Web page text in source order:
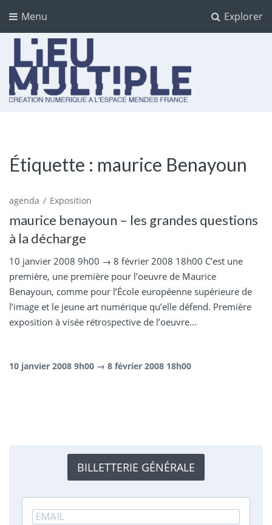
Explorer
Menu
Étiquette : maurice Benayoun
agenda Exposition
maurice benayoun – les grandes questions
à la décharge
10 janvier 2008 9h00 → 8 février 2008 18h00 C’est une
première, une première pour l’oeuvre de Maurice
Benayoun, comme pour l’École européenne supérieure de
l’image et le jeune art numérique qu’elle défend. Première
exposition à visée rétrospective de l’oeuvre...
10 janvier 2008 9h00 → 8 février 2008 18h00
BILLETTERIE GÉNÉRALE